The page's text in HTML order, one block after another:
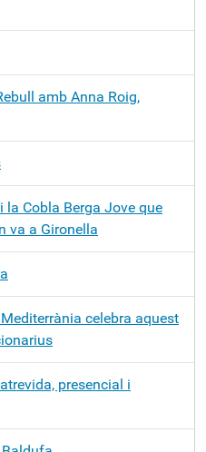
amb Anna Roig,
i la Cobla Berga Jove que
va a Gironella
celebra aquest
presencial i